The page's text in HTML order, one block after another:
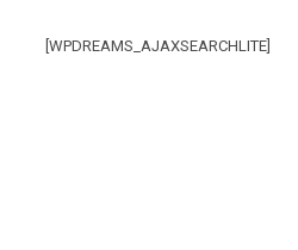
[WPDREAMS_AJAXSEARCHLITE]